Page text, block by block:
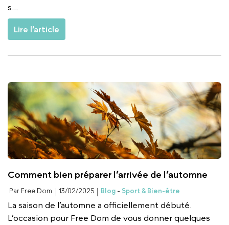
s...
Lire l’article
Comment bien préparer l’arrivée de l’automne
Par Free Dom 13/02/2025 Blog- Sport & Bien-être
La saison de l’automne a officiellement débuté.
L’occasion pour Free Dom de vous donner quelques